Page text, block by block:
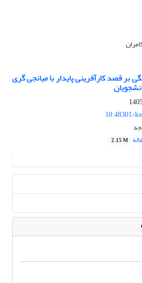
قصد کارآفرینی پایدار با میانجی گری
10.48301/
2.15 M